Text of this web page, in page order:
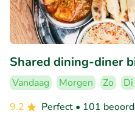
Shared dining-diner
Vandaag Morgen Zo Di
9.2
Perfect • 101